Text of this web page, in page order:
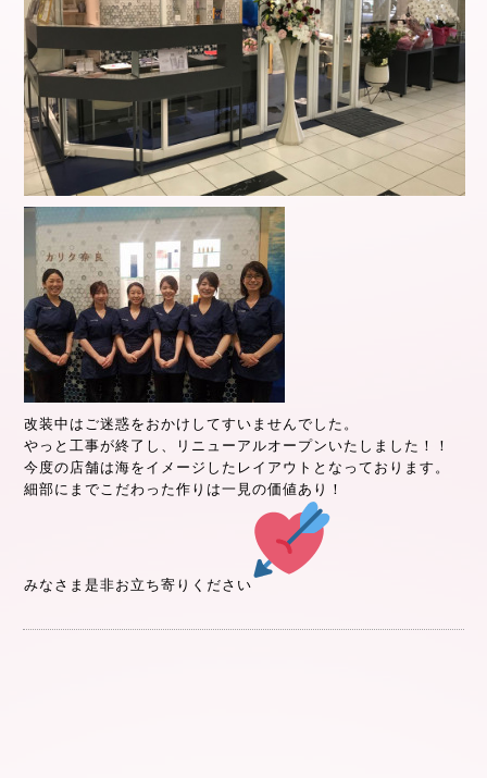
改装中はご迷惑をおかけしてすいませんでした。
やっと工事が終了し、リニューアルオープンいたしました！！
今度の店舗は海をイメージしたレイアウトとなっております。
細部にまでこだわった作りは一見の価値あり！
みなさま是非お立ち寄りください